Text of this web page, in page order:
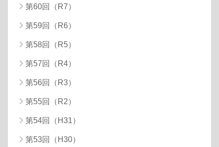
第60回（R7）
第59回（R6）
第58回（R5）
第57回（R4）
第56回（R3）
第55回（R2）
第54回（H31）
第53回（H30）